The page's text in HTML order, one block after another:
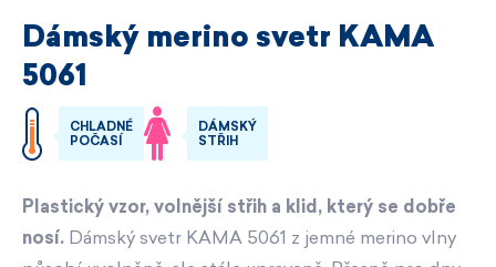
Dámský merino svetr KAMA
5061
CHLADNÉ
POČASÍ
DÁMSKÝ
STŘIH
Plastický vzor, volnější střih a klid, který se dobře
nosí. Dámský svetr KAMA 5061 z jemné merino vlny